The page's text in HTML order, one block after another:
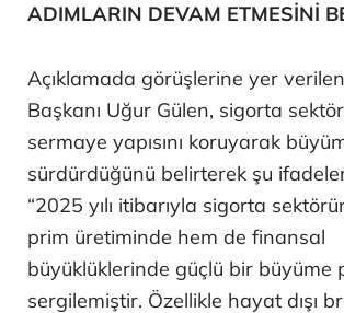
ADIMLARIN DEVAM ETMESİNİ
Açıklamada görüşlerine yer
Başkanı Uğur Gülen, sigorta
sermaye yapısını koruyarak
sürdürdüğünü belirterek şu
“2025 yılı itibarıyla sigorta
prim üretiminde hem de finansal
büyüklüklerinde güçlü bir büyüme
sergilemiştir. Özellikle hayat dışı